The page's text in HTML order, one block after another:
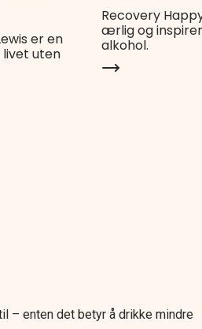
er en
uten
Recovery
ærlig og
alkohol.
– enten det betyr å drikke mindre